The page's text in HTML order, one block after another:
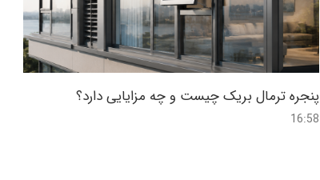
پنجره ترمال بریک چیست و چه مزایایی دارد؟
16:58